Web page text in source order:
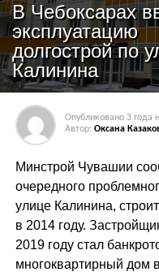
В Чебоксарах
эксплуатацию
долгострой по
Калинина
Опубликовано 3 года
Автор: Оксана
Минстрой Чувашии
очередного
улице Калинина,
в 2014 году.
2019 году стал
многоквартирный дом